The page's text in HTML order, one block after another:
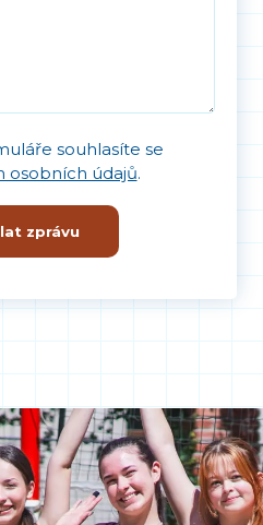
souhlasíte se
osobních údajů.
zprávu